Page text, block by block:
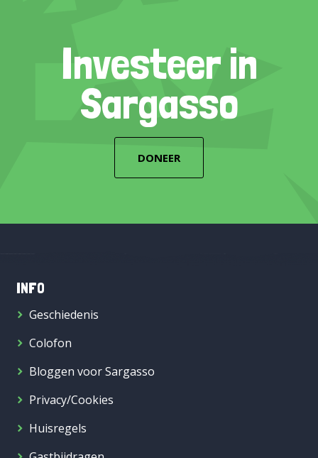
Investeer in
Sargasso
DONEER
INFO
Geschiedenis
Colofon
Bloggen voor Sargasso
Privacy/Cookies
Huisregels